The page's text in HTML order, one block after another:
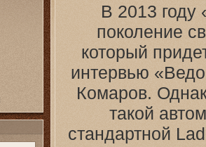
В 2013 году
поколение
который
интервью
Комаров.
такой
стандартной